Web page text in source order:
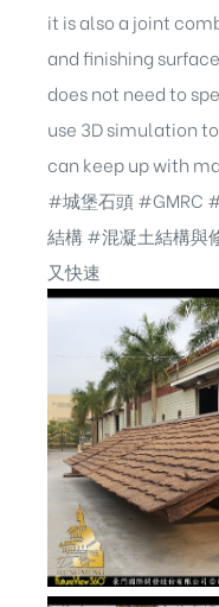
it is also a joint
and finishing
does not need to
use 3D simulation
can keep up with
#城堡石頭#GMRC
結構#混凝土結構與
又快速